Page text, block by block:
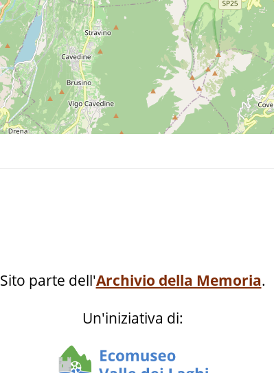
Sito parte dell'Archivio della Memoria.
Un'iniziativa di: